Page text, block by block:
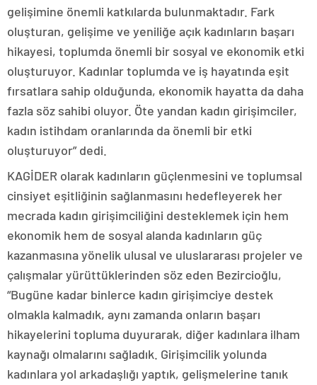
gelişimine önemli katkılarda bulunmaktadır. Fark
oluşturan, gelişime ve yeniliğe açık kadınların başarı
hikayesi, toplumda önemli bir sosyal ve ekonomik etki
oluşturuyor. Kadınlar toplumda ve iş hayatında eşit
fırsatlara sahip olduğunda, ekonomik hayatta da daha
fazla söz sahibi oluyor. Öte yandan kadın girişimciler,
kadın istihdam oranlarında da önemli bir etki
oluşturuyor” dedi.
KAGİDER olarak kadınların güçlenmesini ve toplumsal
cinsiyet eşitliğinin sağlanmasını hedefleyerek her
mecrada kadın girişimciliğini desteklemek için hem
ekonomik hem de sosyal alanda kadınların güç
kazanmasına yönelik ulusal ve uluslararası projeler ve
çalışmalar yürüttüklerinden söz eden Bezircioğlu,
“Bugüne kadar binlerce kadın girişimciye destek
olmakla kalmadık, aynı zamanda onların başarı
hikayelerini topluma duyurarak, diğer kadınlara ilham
kaynağı olmalarını sağladık. Girişimcilik yolunda
kadınlara yol arkadaşlığı yaptık, gelişmelerine tanık